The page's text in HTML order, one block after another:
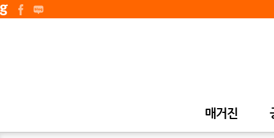
매거진